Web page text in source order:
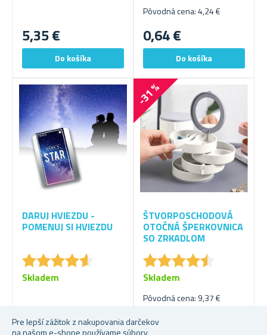
Pre lepší zážitok z nakupovania darčekov
na našom e-shope používame súbory
5,35 €
Pôvodná cena: 4,24 €
0,64 €
DARUJ HVIEZDU -
POMENUJ SI HVIEZDU
★★★★★
★★★★★
25,63 €
Skladem
-31 %
ŠTVORPOSCHODOVÁ
OTOČNÁ ŠPERKOVNICA
SO ZRKADLOM
★★★★★
★★★★★
Pôvodná cena: 9,37 €
6,38 €
Skladem